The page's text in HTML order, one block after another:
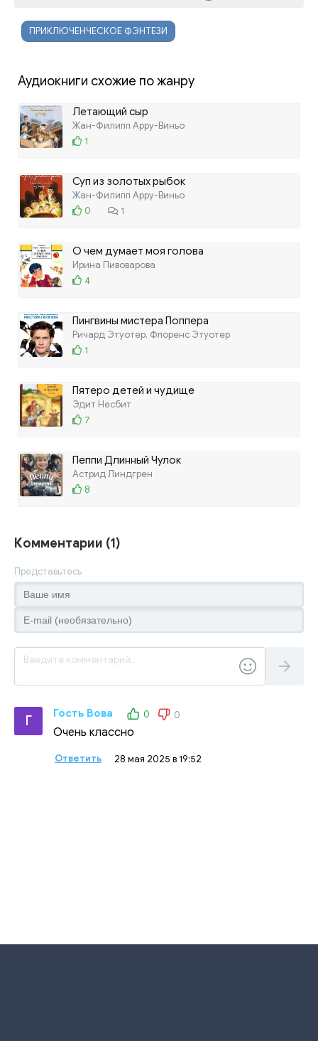
ПРИКЛЮЧЕНЧЕСКОЕ ФЭНТЕЗИ
Аудиокниги схожие по жанру
Летающий сыр
Жан-Филипп Арру-Виньо
1
Суп из золотых рыбок
Жан-Филипп Арру-Виньо
0
1
О чем думает моя голова
Ирина Пивоварова
4
Пингвины мистера Поппера
Ричард Этуотер, Флоренс Этуотер
1
Пятеро детей и чудище
Эдит Несбит
7
Пеппи Длинный Чулок
Астрид Линдгрен
8
Комментарии (1)
Представьтесь
Г Гость Вова 0 0
Очень классно
Ответить 28 мая 2025 в 19:52